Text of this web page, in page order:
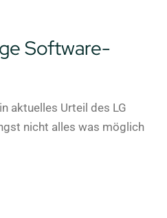
Software-
aktuelles Urteil des LG
nicht alles was möglich